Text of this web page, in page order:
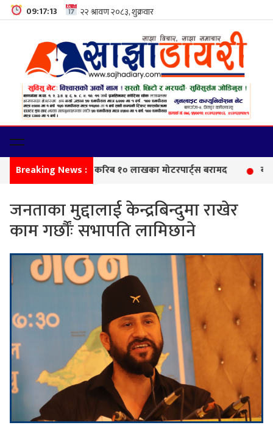
09:17:14
Breaking News :
जनताका मुद्दालाई केन्द्रबिन्दुमा राखेर
काम गर्छौंः सभापति लामिछाने